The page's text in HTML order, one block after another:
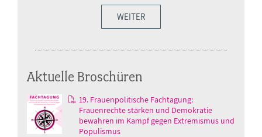
WEITER
Aktuelle Broschüren
19. Frauenpolitische Fachtagung:
Frauenrechte stärken und Demokratie
bewahren im Kampf gegen Extremismus und
Populismus